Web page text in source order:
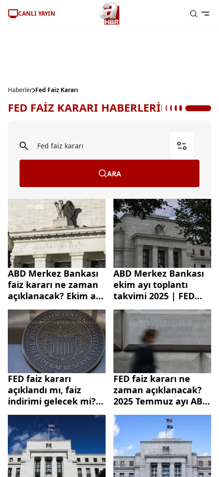
CANLI YAYIN
Haberler Fed Faiz Kararı
FED FAİZ KARARI HABERLERİ
ARA
ABD Merkez Bankası
faiz kararı ne zaman
açıklanacak? Ekim ayı
FED faiz kararında
beklenti ne yönde?
ABD Merkez Bankası
ekim ayı toplantı
takvimi 2025 | FED
faiz kararı ne zaman,
hangi tarihte
açıklanacak? İndirim
gelecek mi?
FED faiz kararı
açıklandı mı, faiz
indirimi gelecek mi?
2025 Eylül ayı ABD
Merkez Bankası
toplantısı ne zaman?
FED faiz kararı ne
zaman açıklanacak?
2025 Temmuz ayı ABD
Merkez Bankası faiz
kararı açıklandı mı,
indirime gidilecek mi?